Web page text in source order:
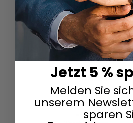
Herren
Smartwatches
Damen
Herren
Solaruhren
Herren
Damen
Sportuhren
Damen
Herren
Swarovski &
Damen
Herren
Jetzt 5 %
Melden Sie
unserem
sparen